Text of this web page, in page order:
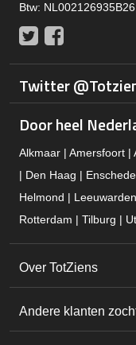
Btw: NL002126935B26
Twitter
Twitter
Door heel
Alkmaar | Amersfoort |
| Den Haag |
Helmond |
Rotterdam | Tilburg |
Over TotZiens
Andere klanten